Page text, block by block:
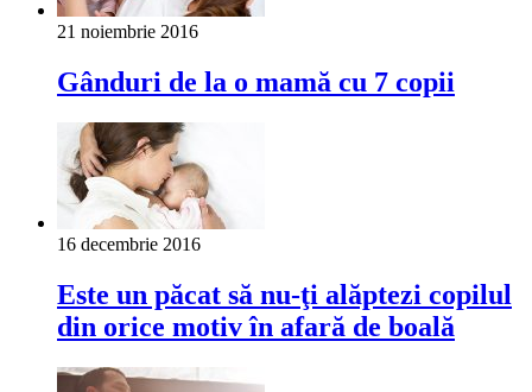
21 noiembrie 2016
Gânduri de la o mamă cu 7 copii
16 decembrie 2016
Este un păcat să nu-ţi alăptezi copilul
din orice motiv în afară de boală